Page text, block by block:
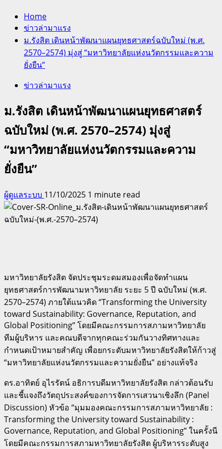
Home
ข่าวล่ามาแรง
ม.รังสิต เดินหน้าพัฒนาแผนยุทธศาสตร์ฉบับใหม่ (พ.ศ.
2570–2574) มุ่งสู่ “มหาวิทยาลัยแห่งนวัตกรรมและความ
ยั่งยืน”
ข่าวล่ามาแรง
ม.รังสิต เดินหน้าพัฒนาแผนยุทธศาสตร์
ฉบับใหม่ (พ.ศ. 2570–2574) มุ่งสู่
“มหาวิทยาลัยแห่งนวัตกรรมและความ
ยั่งยืน”
ผู้ดูแลระบบ 11/10/2025 1 minute read
มหาวิทยาลัยรังสิต จัดประชุมระดมสมองเพื่อจัดทำแผน
ยุทธศาสตร์การพัฒนามหาวิทยาลัย ระยะ 5 ปี ฉบับใหม่ (พ.ศ.
2570–2574) ภายใต้แนวคิด “Transforming the University
toward Sustainability: Governance, Reputation, and
Global Positioning” โดยมีคณะกรรมการสภามหาวิทยาลัย
ทีมผู้บริหาร และคณบดีจากทุกคณะร่วมกันวางทิศทางและ
กำหนดเป้าหมายสำคัญ เพื่อยกระดับมหาวิทยาลัยรังสิตให้ก้าวสู่
“มหาวิทยาลัยแห่งนวัตกรรมและความยั่งยืน” อย่างแท้จริง
ดร.อาทิตย์ อุไรรัตน์ อธิการบดีมหาวิทยาลัยรังสิต กล่าวต้อนรับ
และชี้แจงถึงวัตถุประสงค์ของการจัดการเสวนาเชิงลึก (Panel
Discussion) หัวข้อ “มุมมองคณะกรรมการสภามหาวิทยาลัย :
Transforming the University toward Sustainability :
Governance, Reputation, and Global Positioning” ในครั้งนี
โดยมีคณะกรรมการสภามหาวิทยาลัยรังสิต ผู้บริหารระดับสูง